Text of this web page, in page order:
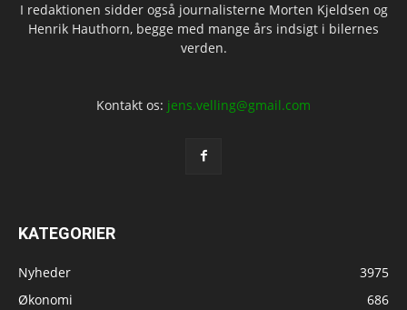
I redaktionen sidder også journalisterne Morten Kjeldsen og
Henrik Hauthorn, begge med mange års indsigt i bilernes
verden.
Kontakt os: jens.velling@gmail.com
KATEGORIER
Nyheder
3975
Økonomi
686